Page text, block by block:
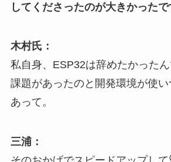
してくださったのが大きかったで
木村氏：
私自身、ESP32は辞めたかった
課題があったのと開発環境が使
あって。
三浦：